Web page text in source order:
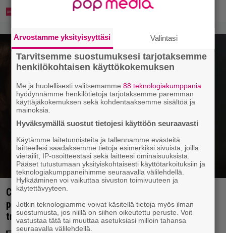
Cape Fear -näyttelijä muisteli Robert De Niron
paneutumista rooliinsa – ”Hän puhui kielillä ja
trailerissa oli urkuri”
Arvostamme yksityisyyttäsi Valintasi
Tarvitsemme suostumuksesi tarjotaksemme
henkilökohtaisen käyttökokemuksen
Me ja huolellisesti valitsemamme88 teknologiakumppania
hyödynnämme henkilötietoja tarjotaksemme paremman
käyttäjäkokemuksen sekä kohdentaaksemme sisältöä ja
mainoksia.
Hyväksymällä suostut tietojesi käyttöön seuraavasti
Käytämme laitetunnisteita ja tallennamme evästeitä
laitteellesi saadaksemme tietoja esimerkiksi sivuista, joilla
vierailit, IP-osoitteestasi sekä laitteesi ominaisuuksista.
Pääset tutustumaan yksityiskohtaisesti käyttötarkoituksiin ja
teknologiakumppaneihimme seuraavalla välilehdellä.
Hylkääminen voi vaikuttaa sivuston toimivuuteen ja
käytettävyyteen.
Jotkin teknologiamme voivat käsitellä tietoja myös ilman
suostumusta, jos niillä on siihen oikeutettu peruste. Voit
vastustaa tätä tai muuttaa asetuksiasi milloin tahansa
seuraavalla välilehdellä.